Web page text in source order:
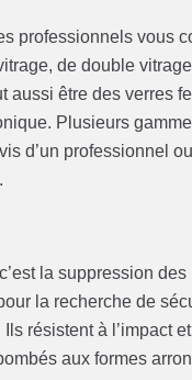
professionnels vous
de double
être des verres
Plusieurs
d’un professionnel
la suppression
la recherche de
résistent à l’impact
aux formes